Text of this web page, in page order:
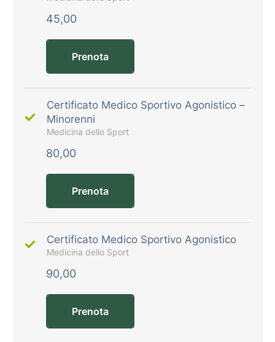
45,00
Prenota
Certificato Medico Sportivo Agonistico –
Minorenni
Medicina dello Sport
80,00
Prenota
Certificato Medico Sportivo Agonistico
Medicina dello Sport
90,00
Prenota